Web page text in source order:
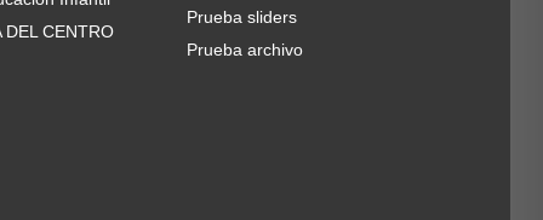
DEL CENTRO
Prueba sliders
Prueba archivo